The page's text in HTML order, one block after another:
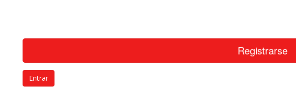
Registrarse
Entrar